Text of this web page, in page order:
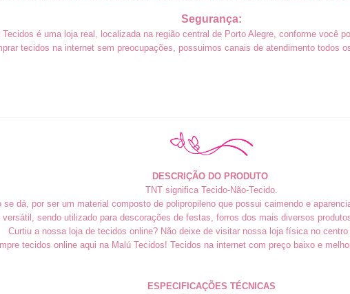
Segurança:
Tecidos é uma loja real, localizada na região central de Porto Alegre, conforme você
tecidos na internet sem preocupações, possuimos canais de atendimento todos
DESCRIÇÃO DO PRODUTO
TNT significa Tecido-Não-Tecido.
se dá, por ser um material composto de polipropileno que possui caimendo e
sendo utilizado para descorações de festas, forros dos mais diversos
Curtiu a nossa loja de tecidos online? Não deixe de visitar nossa loja física no centro
tecidos online aqui na Malú Tecidos! Tecidos na internet com preço baixo e
ESPECIFICAÇÕES TÉCNICAS